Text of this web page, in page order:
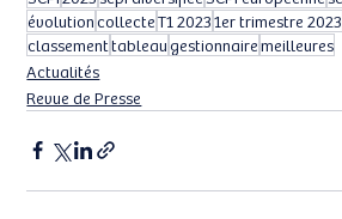
évolutioncollecteT1 20231er trimestre 2023
classementtableaugestionnairemeilleures
Actualités
Revue de Presse